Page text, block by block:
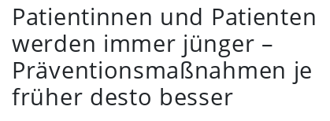
Patientinnen und Patienten
werden immer jünger –
Präventionsmaßnahmen je
früher desto besser